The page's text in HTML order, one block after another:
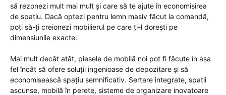
să rezonezi mult mai mult și care să te ajute în economisirea
de spațiu. Dacă optezi pentru lemn masiv făcut la comandă,
poți să-ți creionezi mobilierul pe care ți-l dorești pe
dimensiunile exacte.
Mai mult decât atât, piesele de mobilă noi pot fi făcute în așa
fel încât să ofere soluții ingenioase de depozitare și să
economisească spațiu semnificativ. Sertare integrate, spații
ascunse, mobilă în perete, sisteme de organizare inovatoare